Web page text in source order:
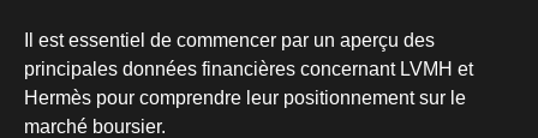
Il est essentiel de commencer par un aperçu des
principales données financières concernant LVMH et
Hermès pour comprendre leur positionnement sur le
marché boursier.